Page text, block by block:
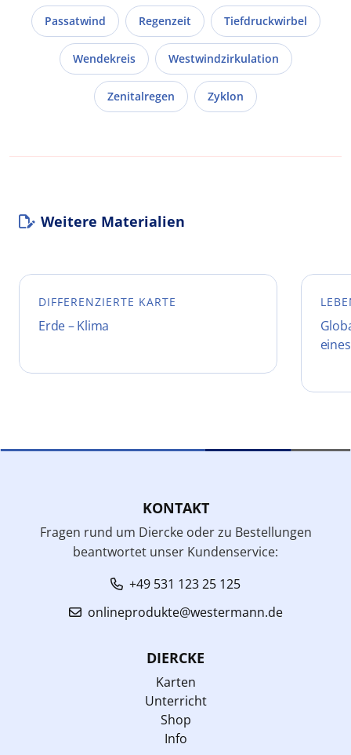
Passatwind Regenzeit Tiefdruckwirbel
Wendekreis Westwindzirkulation
Zenitalregen Zyklon
Weitere Materialien
DIFFERENZIERTE KARTE
Erde – Klima
KONTAKT
Fragen rund um Diercke oder zu Bestellungen
beantwortet unser Kundenservice:
+49 531 123 25 125
onlineprodukte@westermann.de
DIERCKE
Karten
Unterricht
Shop
Info